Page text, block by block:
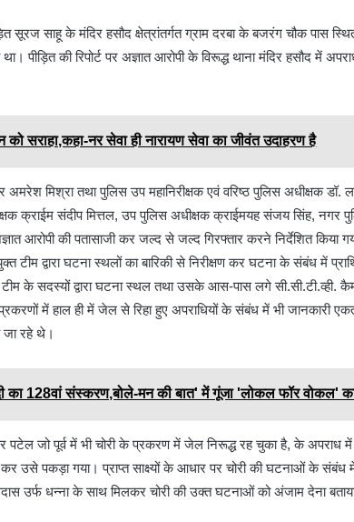
सूरज साहू के मंदिर हसौद क्षेत्रांतर्गत ग्राम दरबा के बजरंग चौक पास
पीड़ित की रिपोर्ट पर अज्ञात आरोपी के विरूद्ध थाना मंदिर हसौद में
सराहा,कहा-नर सेवा ही नारायण सेवा का जीवंत उदाहरण है
मिश्रा तथा पुलिस उप महानिरीक्षक एवं वरिष्ठ पुलिस अधीक्षक डॉ.
क्राईम संदीप मित्तल, उप पुलिस अधीक्षक क्राईमयह संजय सिंह, नगर
आरोपी की पतासाजी कर जल्द से जल्द गिरफ्तार करने निर्देशित किया
टीम द्वारा घटना स्थलों का बारिकी से निरीक्षण कर घटना के संबंध में
टीम के सदस्यों द्वारा घटना स्थल तथा उसके आस-पास लगे
में हाल ही में जेल से रिहा हुए अपराधियों के संबंध में भी जानकारी
जा रहे थे।
का 128वां संस्करण,बोले-मन की बात' में गूंजा 'लोकल फॉर वोकल'
पटेल जो पूर्व में भी चोरी के प्रकरण में जेल निरूद्ध रह चुका है, के अपराध में
उसे पकड़ा गया। प्राप्त साक्ष्यों के आधार पर चोरी की घटनाओं के
उर्फ धन्ना के साथ मिलकर चोरी की उक्त घटनाओं को अंजाम देना